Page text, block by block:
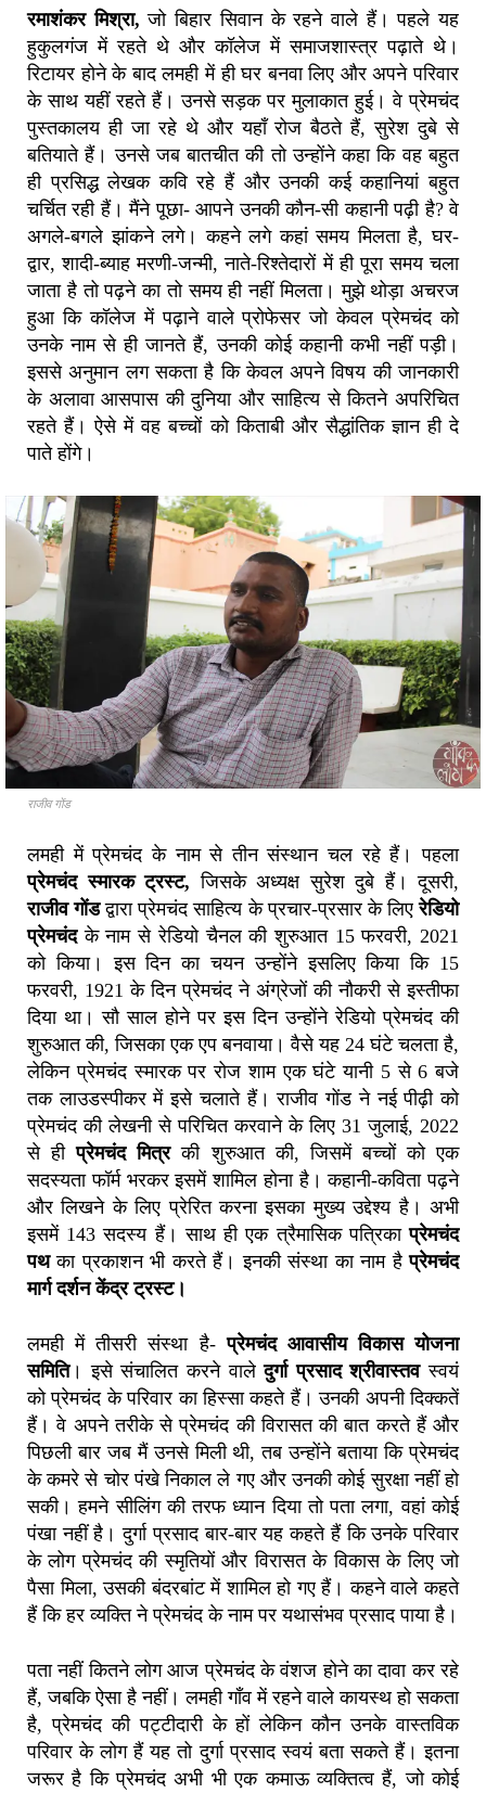
रमाशंकर मिश्रा, जो बिहार सिवान के रहने वाले हैं। पहले यह
हुकुलगंज में रहते थे और कॉलेज में समाजशास्त्र पढ़ाते थे।
रिटायर होने के बाद लमही में ही घर बनवा लिए और अपने परिवार
के साथ यहीं रहते हैं। उनसे सड़क पर मुलाकात हुई। वे प्रेमचंद
पुस्तकालय ही जा रहे थे और यहाँ रोज बैठते हैं, सुरेश दुबे से
बतियाते हैं। उनसे जब बातचीत की तो उन्होंने कहा कि वह बहुत
ही प्रसिद्ध लेखक कवि रहे हैं और उनकी कई कहानियां बहुत
चर्चित रही हैं। मैंने पूछा- आपने उनकी कौन-सी कहानी पढ़ी है? वे
अगले-बगले झांकने लगे। कहने लगे कहां समय मिलता है, घर-
द्वार, शादी-ब्याह मरणी-जन्मी, नाते-रिश्तेदारों में ही पूरा समय चला
जाता है तो पढ़ने का तो समय ही नहीं मिलता। मुझे थोड़ा अचरज
हुआ कि कॉलेज में पढ़ाने वाले प्रोफेसर जो केवल प्रेमचंद को
उनके नाम से ही जानते हैं, उनकी कोई कहानी कभी नहीं पड़ी।
इससे अनुमान लग सकता है कि केवल अपने विषय की जानकारी
के अलावा आसपास की दुनिया और साहित्य से कितने अपरिचित
रहते हैं। ऐसे में वह बच्चों को किताबी और सैद्धांतिक ज्ञान ही दे
पाते होंगे।
राजीव गोंड
लमही में प्रेमचंद के नाम से तीन संस्थान चल रहे हैं। पहला
प्रेमचंद स्मारक ट्रस्ट, जिसके अध्यक्ष सुरेश दुबे हैं। दूसरी,
राजीव गोंडद्वारा प्रेमचंद साहित्य के प्रचार-प्रसार के लिएरेडियो
प्रेमचंदके नाम से रेडियो चैनल की शुरुआत 15 फरवरी, 2021
को किया। इस दिन का चयन उन्होंने इसलिए किया कि 15
फरवरी, 1921 के दिन प्रेमचंद ने अंग्रेजों की नौकरी से इस्तीफा
दिया था। सौ साल होने पर इस दिन उन्होंने रेडियो प्रेमचंद की
शुरुआत की, जिसका एक एप बनवाया। वैसे यह 24 घंटे चलता है,
लेकिन प्रेमचंद स्मारक पर रोज शाम एक घंटे यानी 5 से 6 बजे
तक लाउडस्पीकर में इसे चलाते हैं। राजीव गोंड ने नई पीढ़ी को
प्रेमचंद की लेखनी से परिचित करवाने के लिए 31 जुलाई, 2022
से हीप्रेमचंद मित्रकी शुरुआत की, जिसमें बच्चों को एक
सदस्यता फॉर्म भरकर इसमें शामिल होना है। कहानी-कविता पढ़ने
और लिखने के लिए प्रेरित करना इसका मुख्य उद्देश्य है। अभी
इसमें 143 सदस्य हैं। साथ ही एक त्रैमासिक पत्रिकाप्रेमचंद
पथका प्रकाशन भी करते हैं। इनकी संस्था का नाम हैप्रेमचंद
मार्ग दर्शन केंद्र ट्रस्ट।
लमही में तीसरी संस्था है-प्रेमचंद आवासीय विकास योजना
समिति। इसे संचालित करने वालेदुर्गा प्रसाद श्रीवास्तवस्वयं
को प्रेमचंद के परिवार का हिस्सा कहते हैं। उनकी अपनी दिक्कतें
हैं। वे अपने तरीके से प्रेमचंद की विरासत की बात करते हैं और
पिछली बार जब मैं उनसे मिली थी, तब उन्होंने बताया कि प्रेमचंद
के कमरे से चोर पंखे निकाल ले गए और उनकी कोई सुरक्षा नहीं हो
सकी। हमने सीलिंग की तरफ ध्यान दिया तो पता लगा, वहां कोई
पंखा नहीं है। दुर्गा प्रसाद बार-बार यह कहते हैं कि उनके परिवार
के लोग प्रेमचंद की स्मृतियों और विरासत के विकास के लिए जो
पैसा मिला, उसकी बंदरबांट में शामिल हो गए हैं। कहने वाले कहते
हैं कि हर व्यक्ति ने प्रेमचंद के नाम पर यथासंभव प्रसाद पाया है।
पता नहीं कितने लोग आज प्रेमचंद के वंशज होने का दावा कर रहे
हैं, जबकि ऐसा है नहीं। लमही गाँव में रहने वाले कायस्थ हो सकता
है, प्रेमचंद की पट्टीदारी के हों लेकिन कौन उनके वास्तविक
परिवार के लोग हैं यह तो दुर्गा प्रसाद स्वयं बता सकते हैं। इतना
जरूर है कि प्रेमचंद अभी भी एक कमाऊ व्यक्तित्व हैं, जो कोई